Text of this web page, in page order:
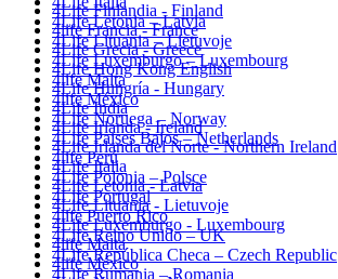
4Life Letonia – Latvia
4Life Lituania – Lietuvoje
4Life Luxemburgo – Luxembourg
4life Malta
4life México
4Life Noruega – Norway
4Life Paises Bajos – Netherlands
4life Perú
4Life Polonia – Polsce
4Life Portugal
4life Puerto Rico
4Life Reino Unido – UK
4Life República Checa – Czech Republic
4Life Rumania – Romania
4Life Finlandia - Finland
4life Francia - France
4Life Grecia - Greece
4Life Hong Kong English
4Life Hungría - Hungary
4Life India
4Life Irlanda - Ireland
4Life Irlanda del Norte - Northern Ireland
4Life Italia
4Life Letonia - Latvia
4Life Lituania - Lietuvoje
4Life Luxemburgo - Luxembourg
4life Malta
4life México